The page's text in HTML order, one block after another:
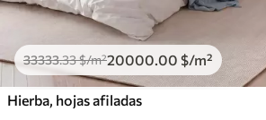
33333.33$/m²20000 .00 $/m²
Hierba, hojas afiladas